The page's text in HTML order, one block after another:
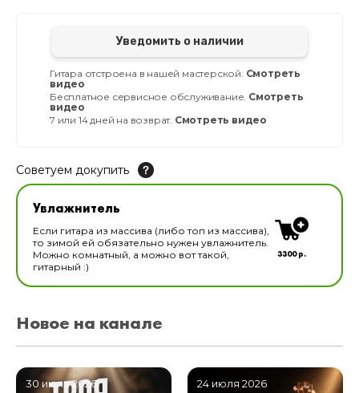
Уведомить о наличии
Гитара отстроена в нашей мастерской. Смотреть
видео
Бесплатное сервисное обслуживание. Смотреть
видео
7 или 14 дней на возврат. Смотреть видео
Советуем докупить
Увлажнитель для музыкальных инструментов
В наличии
Увлажнитель
Если гитара из массива (либо топ из массива),
то зимой ей обязательно нужен увлажнитель.
Можно комнатный, а можно вот такой,
гитарный :)
3300 р.
Новое на канале
30 июля 2026 24 июля 2026